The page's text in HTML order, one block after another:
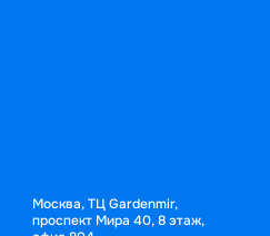
Москва, ТЦ Gardenmir,
проспект Мира 40, 8 этаж,